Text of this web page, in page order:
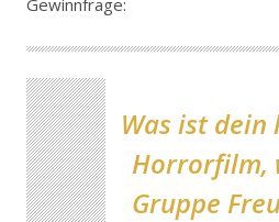
Was ist
Horrorfilm,
Gruppe